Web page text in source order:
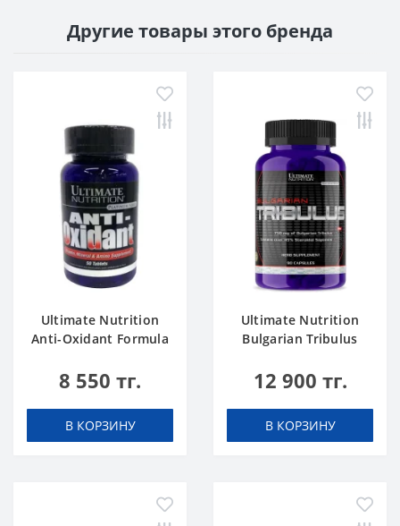
Другие товары этого бренда
Ultimate Nutrition
Anti-Oxidant Formula
8 550 тг.
В КОРЗИНУ
Ultimate Nutrition
Bulgarian Tribulus
12 900 тг.
В КОРЗИНУ